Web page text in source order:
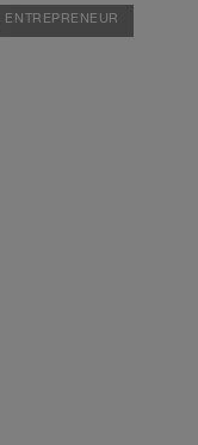
ENTREPRENEUR